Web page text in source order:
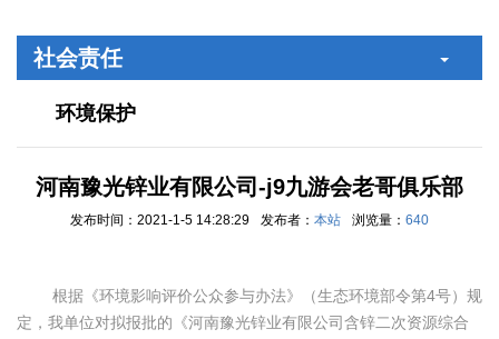
社会责任
环境保护
河南豫光锌业有限公司-j9九游会老哥俱乐部
发布时间：2021-1-5 14:28:29 发布者： 本站 浏览量： 640
根据《环境影响评价公众参与办法》（生态环境部令第4号）规
定，我单位对拟报批的《河南豫光锌业有限公司含锌二次资源综合